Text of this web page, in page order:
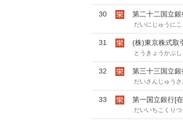
30 第二十二国立銀
だいにじゅうに
31 (株)東京株式取
とうきょうかぶ
32 第三十三国立銀
だいさんじゅう
33 第一国立銀行[
だいいちこくりつ